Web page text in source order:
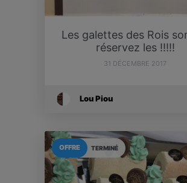
Les galettes des Rois
réservez les !!!!!
31 DÉCEMBRE 2017
Lou Piou
TERMINÉ
OFFRE